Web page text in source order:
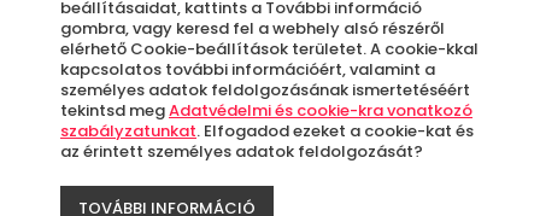
Élmények
Rendezés:
beállításaidat, kattints a További információ
gombra, vagy keresd fel a webhely alsó részéről
elérhető Cookie-beállítások területet. A cookie-kkal
kapcsolatos további információért, valamint a
személyes adatok feldolgozásának ismertetéséért
tekintsd megAdatvédelmi és cookie-kra vonatkozó
szabályzatunkat. Elfogadod ezeket a cookie-kat és
az érintett személyes adatok feldolgozását?
TOVÁBBI INFORMÁCIÓ